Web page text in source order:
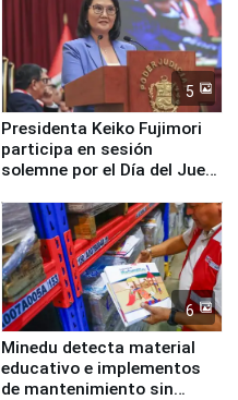
5
Presidenta Keiko Fujimori
participa en sesión
solemne por el Día del Juez
6
Minedu detecta material
educativo e implementos
de mantenimiento sin